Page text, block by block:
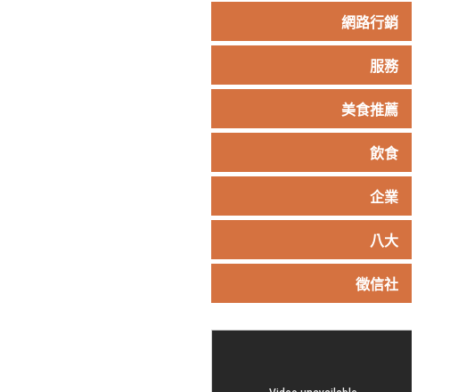
網路行銷
服務
美食推薦
飲食
企業
八大
徵信社